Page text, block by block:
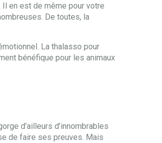
en est de même pour votre
De toutes, la
La thalasso pour
bénéfique pour les animaux
d’ailleurs d’innombrables
de faire ses preuves. Mais